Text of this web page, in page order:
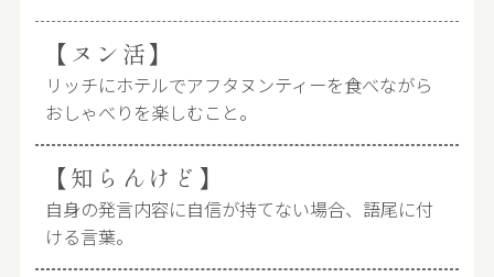
【ヌン活】
リッチにホテルでアフタヌンティーを食べながら
おしゃべりを楽しむこと。
【知らんけど】
自身の発言内容に自信が持てない場合、語尾に付
ける言葉。